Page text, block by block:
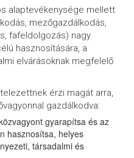
alaptevékenysége mellett
mezőgazdálkodás,
fafeldolgozás) nagy
hasznosítására, a
elvárásoknak megfelelő
érzi magát arra,
gazdálkodva:
gyarapítsa és az
hasznosítsa, helyes
társadalmi és